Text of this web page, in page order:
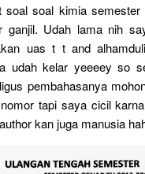
soal soal kimia
ganjil. Udah lama nih
uas t t and
udah kelar yeeeey so
pembahasanya
tapi saya cicil
kan juga manusia